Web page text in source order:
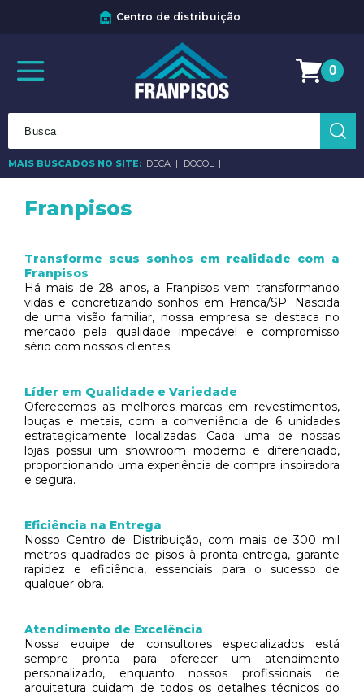
MAIS BUSCADOS NO SITE: DECA DOCOL
0
Franpisos
Transforme seus sonhos em realidade com a
Franpisos
Há mais de 28 anos, a Franpisos vem transformando
vidas e concretizando sonhos em Franca/SP. Nascida
de uma visão familiar, nossa empresa se destaca no
mercado pela qualidade impecável e compromisso
sério com nossos clientes.
Líder em Qualidade e Variedade
Oferecemos as melhores marcas em revestimentos,
louças e metais, com a conveniência de 6 unidades
estrategicamente localizadas. Cada uma de nossas
lojas possui um showroom moderno e diferenciado,
proporcionando uma experiência de compra inspiradora
e segura.
Eficiência na Entrega
Nosso Centro de Distribuição, com mais de 300 mil
metros quadrados de pisos à pronta-entrega, garante
rapidez e eficiência, essenciais para o sucesso de
qualquer obra.
Atendimento de Excelência
Nossa equipe de consultores especializados está
sempre pronta para oferecer um atendimento
personalizado, enquanto nossos profissionais de
arquitetura cuidam de todos os detalhes técnicos do